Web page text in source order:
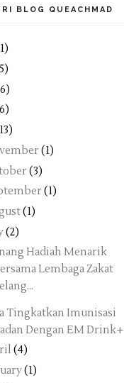
BLOG QUEACHMAD
(1)
(3)
(1)
(1)
(2)
Hadiah Menarik
Lembaga Zakat
Tingkatkan Imunisasi
Dengan EM Drink+
(4)
(1)